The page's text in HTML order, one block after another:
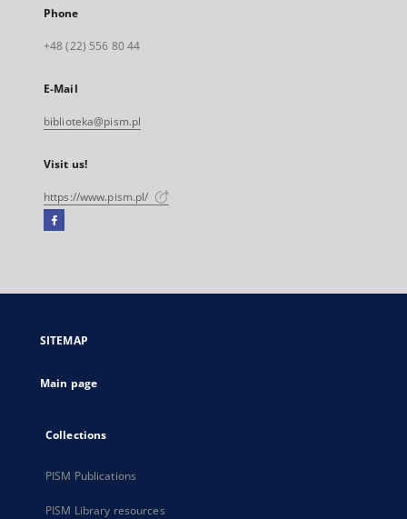
Phone
+48 (22) 556 80 44
E-Mail
biblioteka@pism.pl
Visit us!
https://www.pism.pl/
Facebook
open
new
SITEMAP
Main page
Collections
PISM Publications
PISM Library resources